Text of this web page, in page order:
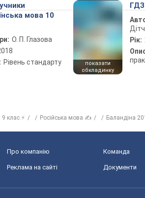
мова 10
О. П. Глазова
Рівень стандарту
показати
обкладинку
ГДЗ
Рік:
9 клас ⚡ Російська мова ✍ Баландіна
Про компанію Команда
Реклама на сайті Документи